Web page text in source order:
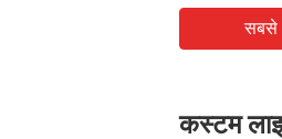
सबसे
कस्टम